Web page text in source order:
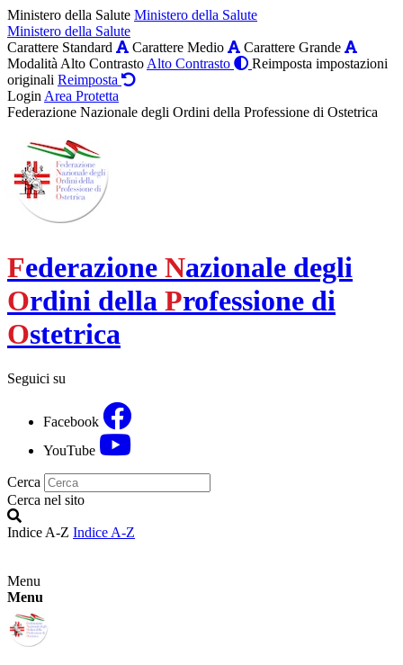
Ministero della Salute Ministero della Salute
Ministero della Salute
Carattere Standard
Carattere Medio
Carattere Grande
Modalità Alto Contrasto Alto Contrasto
Reimposta impostazioni
originali Reimposta
Login Area Protetta
Federazione Nazionale degli Ordini della Professione di Ostetrica
Federazione Nazionale degli
Ordini della Professione di
Ostetrica
Seguici su
Facebook
YouTube
Cerca
Cerca nel sito
Indice A-Z Indice A-Z
Menu
Menu